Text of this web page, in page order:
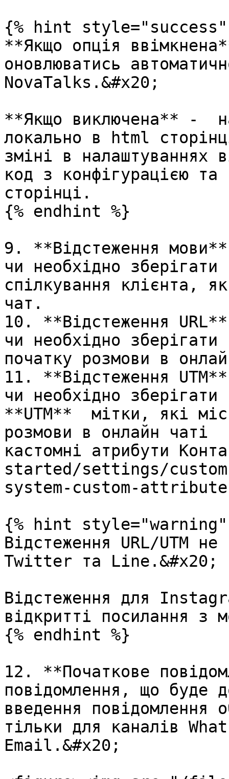
{% hint style="success"
**Якщо опція
оновлюватись
NovaTalks.&#x20;
**Якщо виключена** -
локально в html
зміні в налаштуваннях
код з конфігурацією
сторінці.
{% endhint %}
9. **Відстеження
чи необхідно
спілкування клієнта,
чат.
10. **Відстеження
чи необхідно зберігати
початку розмови в
11. **Відстеження
чи необхідно
**UTM**  мітки, які
розмови в онлайн чаті
кастомні атрибути
started/settings/
system-custom-
{% hint style="warning"
Відстеження URL/UTM
Twitter та Line.&#x20;
Відстеження для
відкритті посилання з
{% endhint %}
12. **Початкове
повідомлення, що буде
введення повідомлення
тільки для каналів
Email.&#x20;